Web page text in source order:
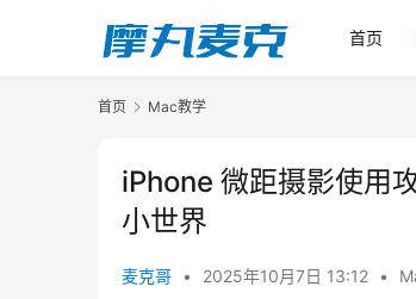
首页
首页 Mac教学
iPhone 微距摄影使用
小世界
麦克哥 • 2025年10月7日 13:12 •